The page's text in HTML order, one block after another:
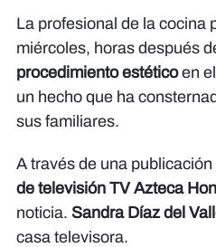
La profesional de la cocina
miércoles, horas después
procedimiento estéticoen
un hecho que ha
sus familiares.
A través de una
de televisión TV Azteca
noticia. Sandra Díaz del
casa televisora.